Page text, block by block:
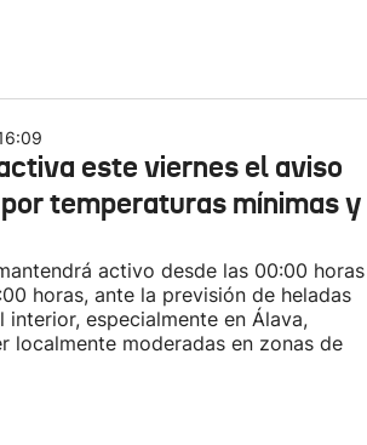
este viernes el aviso
temperaturas mínimas y
activo desde las 00:00 horas
horas, ante la previsión de heladas
interior, especialmente en Álava,
localmente moderadas en zonas de